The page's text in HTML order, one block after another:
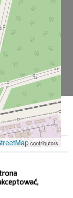
contributors
O nas